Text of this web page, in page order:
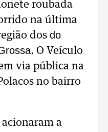
roubada
na última
dos do
. O Veículo
via pública na
no bairro
a